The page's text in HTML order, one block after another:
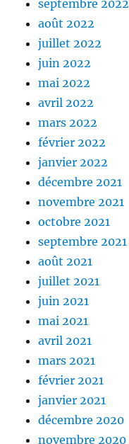
septembre 2022
août 2022
juillet 2022
juin 2022
mai 2022
avril 2022
mars 2022
février 2022
janvier 2022
décembre 2021
novembre 2021
octobre 2021
septembre 2021
août 2021
juillet 2021
juin 2021
mai 2021
avril 2021
mars 2021
février 2021
janvier 2021
décembre 2020
novembre 2020